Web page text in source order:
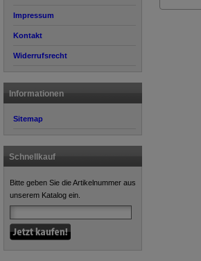
Impressum
Kontakt
Widerrufsrecht
Informationen
Sitemap
Schnellkauf
Bitte geben Sie die Artikelnummer aus
unserem Katalog ein.